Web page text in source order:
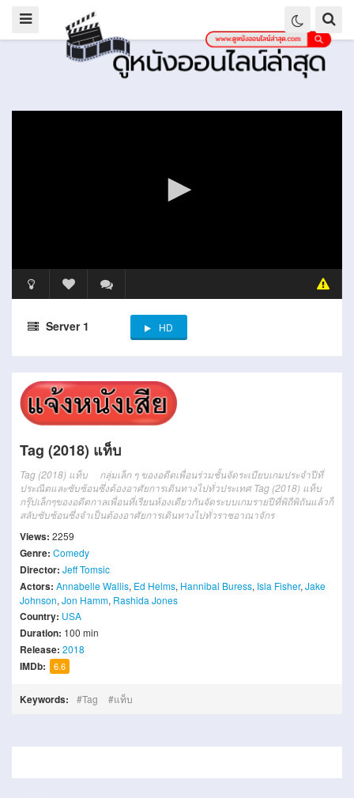
Server 1 HD
Tag (2018) แท็บ
Tag (2018) แท็บ กลุ่มเล็ก ๆ ของอดีตเพื่อนร่วมชั้นจัดระเบียบเกมประจำปีที่
ประณีตและซับซ้อนซึ่งต้องอาศัยการเดินทางไปทั่วประเทศ Tag (2018) แท็บ
กรุ๊ปเล็กๆของอดีตกาลเพื่อนที่เรียนห้องเดียวกันจัดระบบเกมรายปีที่พิถีพิถันแล้วก็
สลับซับซ้อนซึ่งจำเป็นต้องอาศัยการเดินทางไปทั่วราชอาณาจักร
Views: 2259
Genre: Comedy
Director: Jeff Tomsic
Actors: Annabelle Wallis, Ed Helms, Hannibal Buress, Isla Fisher, Jake
Johnson, Jon Hamm, Rashida Jones
Country: USA
Duration: 100 min
Release: 2018
IMDb: 6.6
Keywords: Tag แท็บ